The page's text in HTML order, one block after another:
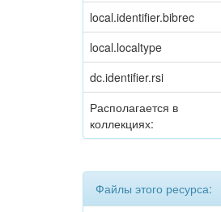
local.identifier.bibrec
local.localtype
dc.identifier.rsi
Располагается в
коллекциях:
Файлы этого ресурса: